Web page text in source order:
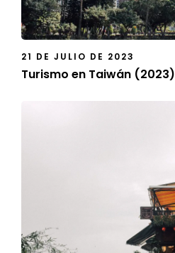
21 DE JULIO DE 2023
Turismo en Taiwán (2023)